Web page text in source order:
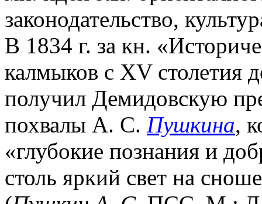
законодательство,
В 1834 г. за кн.
калмыков с XV столетия
получил Демидовскую
похвалы А. С. Пушкина,
«глубокие познания и
столь яркий свет на